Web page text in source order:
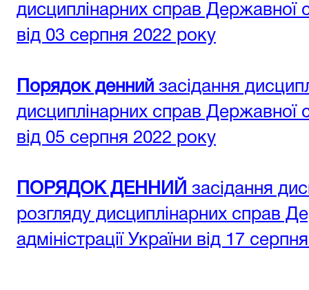
дисциплінарних справ Державної
від 03 серпня 2022 року
Порядок денний засідання
дисциплінарних справ Державної
від 05 серпня 2022 року
ПОРЯДОК ДЕННИЙ засідання
розгляду дисциплінарних справ
адміністрації України від 17